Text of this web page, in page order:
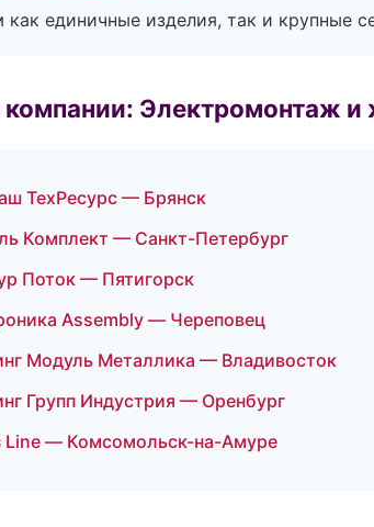
как единичные изделия, так и крупные
Электромонтаж и
ТехРесурс — Брянск
Комплект — Санкт-Петербург
Поток — Пятигорск
Assembly — Череповец
Модуль Металлика — Владивосток
Групп Индустрия — Оренбург
— Комсомольск-на-Амуре